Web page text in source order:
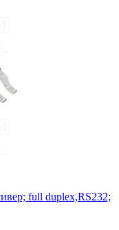
full duplex,RS232;